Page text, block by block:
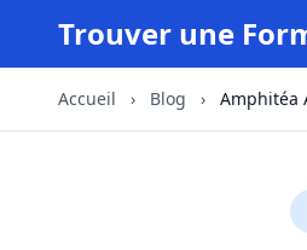
Trouver une
Accueil › Blog › Amphitéa